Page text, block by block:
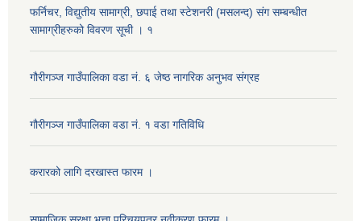
फर्निचर, विद्युतीय सामाग्री, छपाई तथा स्टेशनरी (मसलन्द) संग सम्बन्धीत
सामाग्रीहरुको विवरण सूची । १
गौरीगञ्‍ज गाउँपालिका वडा नं. ६ जेष्ठ नागरिक अनुभव संग्रह
गौरीगञ्‍ज गाउँपालिका वडा नं. १ वडा गतिविधि
करारको लागि दरखास्त फारम ।